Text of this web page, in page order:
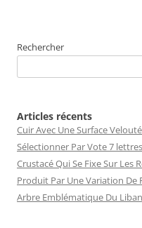
Rechercher
Articles récents
Cuir Avec Une Surface
Sélectionner Par Vote 7
Crustacé Qui Se Fixe Sur Les
Produit Par Une Variation De
Arbre Emblématique Du